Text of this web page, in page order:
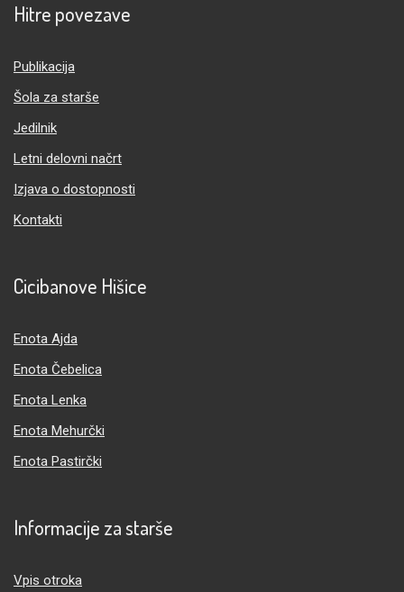
Hitre povezave
Publikacija
Šola za starše
Jedilnik
Letni delovni načrt
Izjava o dostopnosti
Kontakti
Cicibanove Hišice
Enota Ajda
Enota Čebelica
Enota Lenka
Enota Mehurčki
Enota Pastirčki
Informacije za starše
Vpis otroka